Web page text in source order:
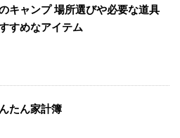
キャンプ 場所選びや必要な道具
すめなアイテム
たん家計簿